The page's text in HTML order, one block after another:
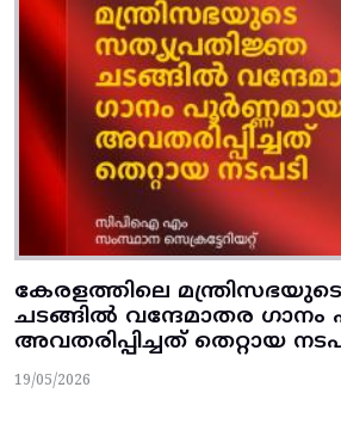
കേരളത്തിലെ
ചടങ്ങില്‍ വന്ദേമാതര
അവതരിപ്പിച്ചത്‌ തെറ്റായ
19/05/2026